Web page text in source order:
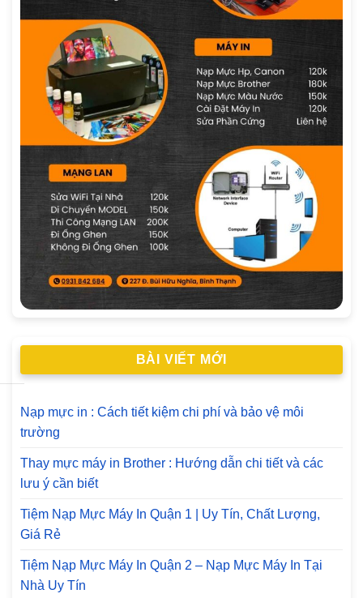
BÀI VIẾT MỚI
Nạp mực in : Cách tiết kiệm chi phí và bảo vệ môi
trường
Thay mực máy in Brother : Hướng dẫn chi tiết và các
lưu ý cần biết
Tiệm Nạp Mực Máy In Quận 1 | Uy Tín, Chất Lượng,
Giá Rẻ
Tiệm Nạp Mực Máy In Quận 2 – Nạp Mực Máy In Tại
Nhà Uy Tín